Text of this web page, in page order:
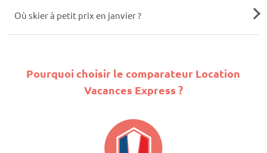
Où skier à petit prix en janvier ?
Pourquoi choisir le comparateur Location
Vacances Express ?